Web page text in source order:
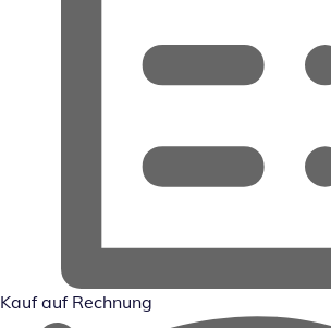
Kauf auf Rechnung